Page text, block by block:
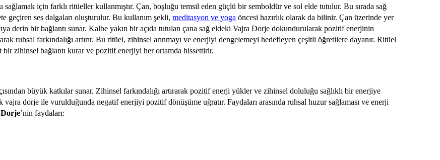
sağlamak için farklı ritüeller kullanmıştır. Çan, boşluğu temsil eden güçlü bir semboldür ve sol elde tutulur. Bu sırada sağ
geçiren ses dalgaları oluşturulur. Bu kullanım şekli, meditasyon ve yoga öncesi hazırlık olarak da bilinir. Çan üzerinde yer
derin bir bağlantı sunar. Kalbe yakın bir açıda tutulan çana sağ eldeki Vajra Dorje dokundurularak pozitif enerjinin
ruhsal farkındalığı artırır. Bu ritüel, zihinsel arınmayı ve enerjiyi dengelemeyi hedefleyen çeşitli öğretilere dayanır. Ritüel
zihinsel bağlantı kurar ve pozitif enerjiyi her ortamda hissettirir.
büyük katkılar sunar. Zihinsel farkındalığı artırarak pozitif enerji yükler ve zihinsel doluluğu sağlıklı bir enerjiye
dorje ile vurulduğunda negatif enerjiyi pozitif dönüşüme uğratır. Faydaları arasında ruhsal huzur sağlaması ve enerji
’nin faydaları: